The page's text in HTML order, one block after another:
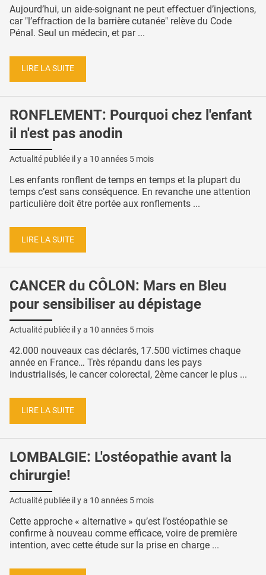
Aujourd’hui, un aide-soignant ne peut effectuer d’injections,
car "l’effraction de la barrière cutanée" relève du Code
Pénal. Seul un médecin, et par ...
LIRE LA SUITE
RONFLEMENT: Pourquoi chez l'enfant
il n'est pas anodin
Actualité publiée il y a 10 années 5 mois
Les enfants ronflent de temps en temps et la plupart du
temps c’est sans conséquence. En revanche une attention
particulière doit être portée aux ronflements ...
LIRE LA SUITE
CANCER du CÔLON: Mars en Bleu
pour sensibiliser au dépistage
Actualité publiée il y a 10 années 5 mois
42.000 nouveaux cas déclarés, 17.500 victimes chaque
année en France… Très répandu dans les pays
industrialisés, le cancer colorectal, 2ème cancer le plus ...
LIRE LA SUITE
LOMBALGIE: L'ostéopathie avant la
chirurgie!
Actualité publiée il y a 10 années 5 mois
Cette approche « alternative » qu’est l’ostéopathie se
confirme à nouveau comme efficace, voire de première
intention, avec cette étude sur la prise en charge ...